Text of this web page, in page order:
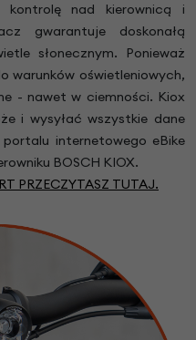
kontrolę nad kierownicą i
gwarantuje doskonałą
słonecznym. Ponieważ
warunków oświetleniowych,
- nawet w ciemności. Kiox
i wysyłać wszystkie dane
internetowego eBike
BOSCH KIOX.
PRZECZYTASZ TUTAJ.